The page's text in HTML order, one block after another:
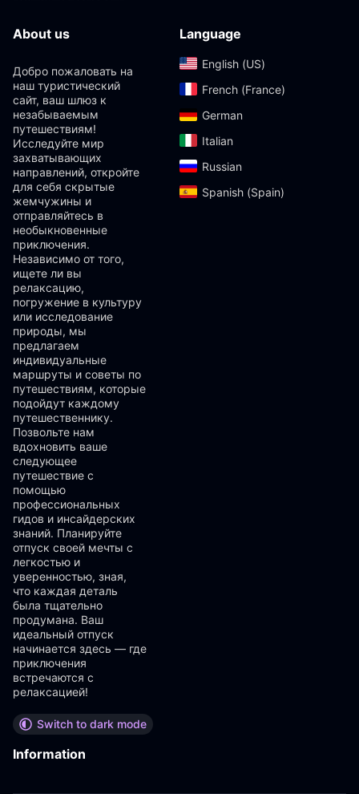
About us
Добро пожаловать на
наш туристический
сайт, ваш шлюз к
незабываемым
путешествиям!
Исследуйте мир
захватывающих
направлений, откройте
для себя скрытые
жемчужины и
отправляйтесь в
необыкновенные
приключения.
Независимо от того,
ищете ли вы
релаксацию,
погружение в культуру
или исследование
природы, мы
предлагаем
индивидуальные
маршруты и советы по
путешествиям, которые
подойдут каждому
путешественнику.
Позвольте нам
вдохновить ваше
следующее
путешествие с
помощью
профессиональных
гидов и инсайдерских
знаний. Планируйте
отпуск своей мечты с
легкостью и
уверенностью, зная,
что каждая деталь
была тщательно
продумана. Ваш
идеальный отпуск
начинается здесь — где
приключения
встречаются с
релаксацией!
Switch to dark mode
Language
English (US)‎
French (France)‎
German‎
Italian‎
Russian‎
Spanish (Spain)‎
Information